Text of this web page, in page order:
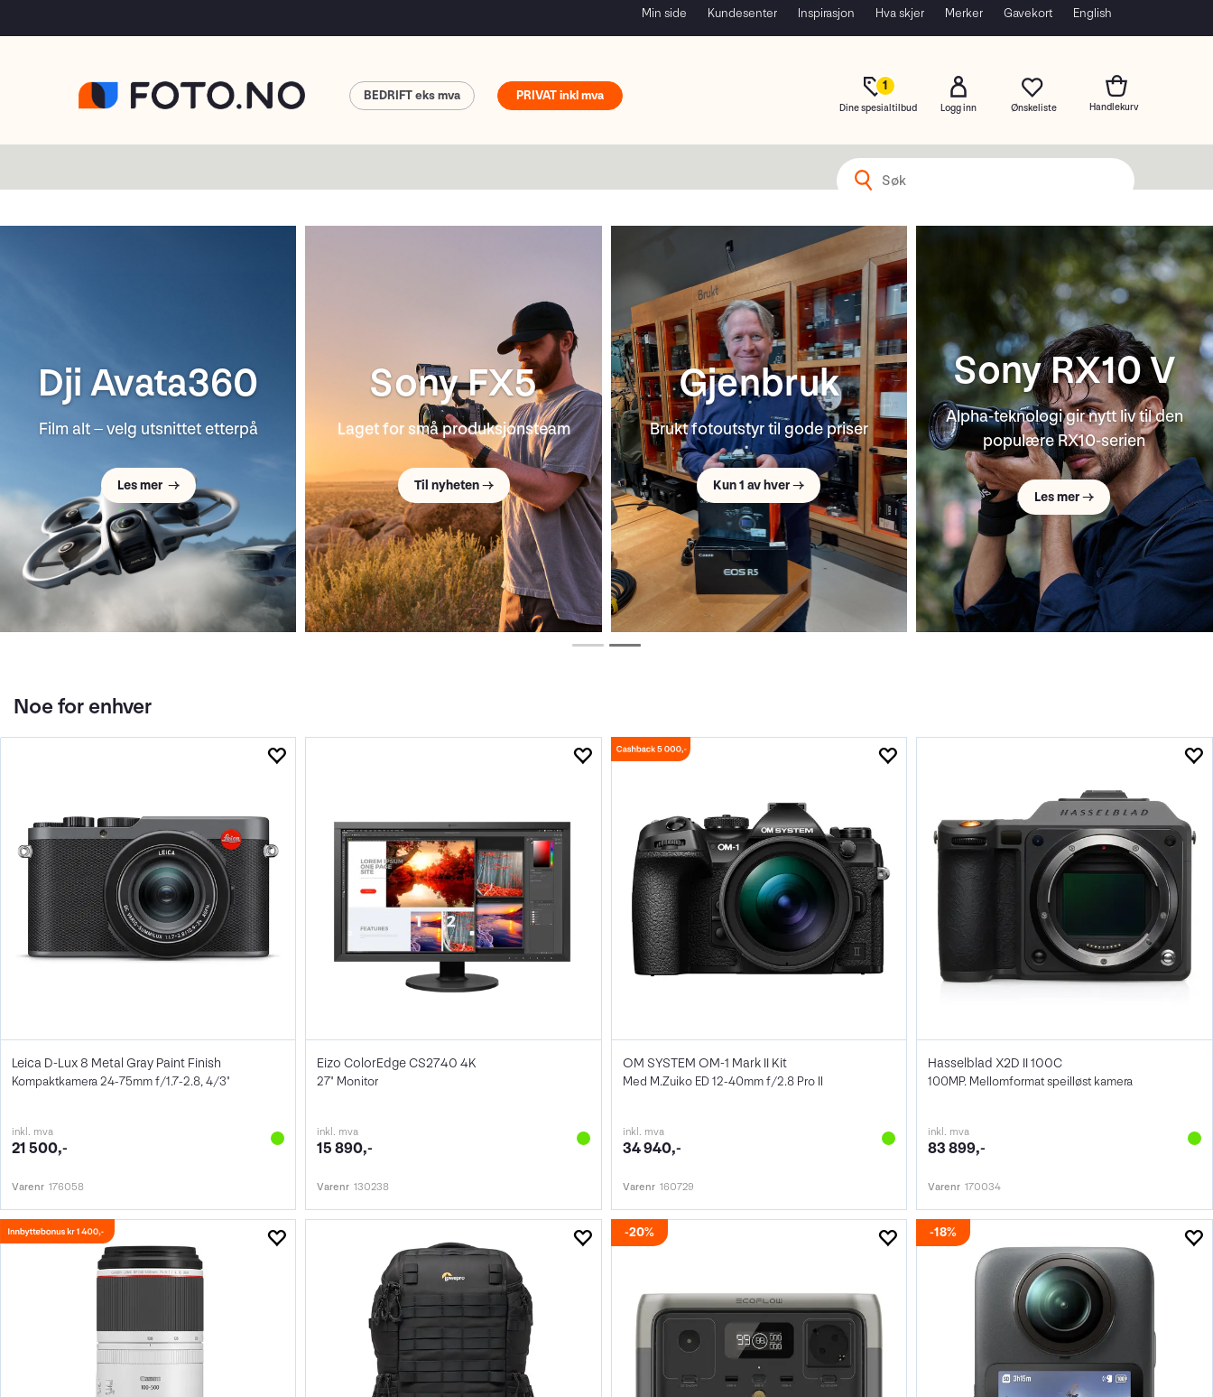
Min side Kundesenter Inspirasjon Hva skjer Merker Gavekort English
1
Dine spesialtilbud Logg inn
PRIVAT
BEDRIFT
Dji Avata360
Film alt – velg utsnittet etterpå
Les mer →
Sony FX5
Laget for små produksjonsteam
Til nyheten →
Gjenbruk
Brukt fotoutstyr til gode priser
Kun 1 av hver →
Sony RX10 V
Alpha-teknologi gir nytt liv til den
populære RX10-serien
Les mer →
Noe for enhver
Leica D-Lux 8 Metal Gray Paint Finish
Kompaktkamera 24-75mm f/1.7-2.8, 4/3"
inkl. mva
21 500,-
Varenr 176058
Eizo ColorEdge CS2740 4K
27" Monitor
inkl. mva
15 890,-
Varenr 130238
OM SYSTEM OM-1 Mark II Kit
Med M.Zuiko ED 12-40mm f/2.8 Pro II
inkl. mva
34 940,-
Varenr 160729
Hasselblad X2D II 100C
100MP. Mellomformat speilløst kamera
inkl. mva
83 899,-
Varenr 170034
20% 18%